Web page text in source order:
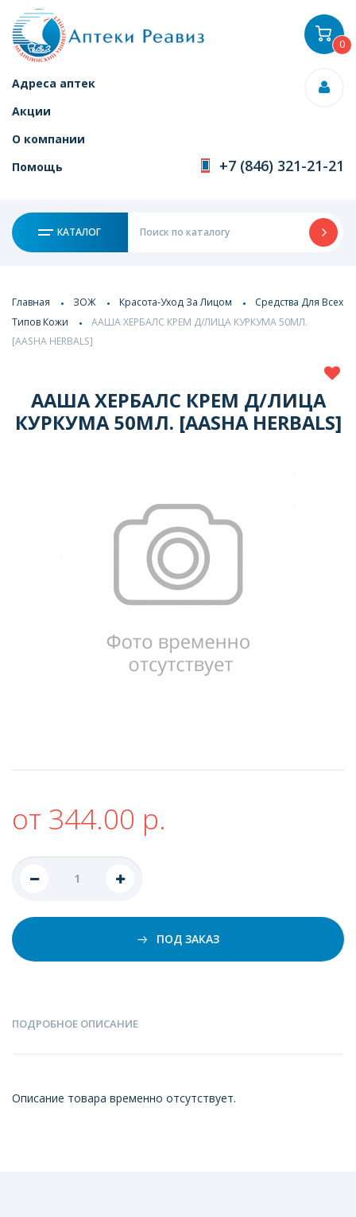
Адреса аптек
Акции
О компании
Помощь
+7 (846) 321-21-21
КАТАЛОГ
0
Главная ЗОЖ Красота-Уход За Лицом
Средства Для Всех
Типов Кожи
ААША ХЕРБАЛС КРЕМ Д/ЛИЦА КУРКУМА 50МЛ.
[AASHA HERBALS]
ААША ХЕРБАЛС КРЕМ Д/ЛИЦА
КУРКУМА 50МЛ. [AASHA HERBALS]
от 344.00 р.
ПОД ЗАКАЗ
ПОДРОБНОЕ ОПИСАНИЕ
Описание товара временно отсутствует.